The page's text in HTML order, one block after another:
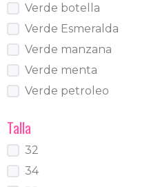
Verde botella
Verde Esmeralda
Verde manzana
Verde menta
Verde petroleo
Talla
32
34